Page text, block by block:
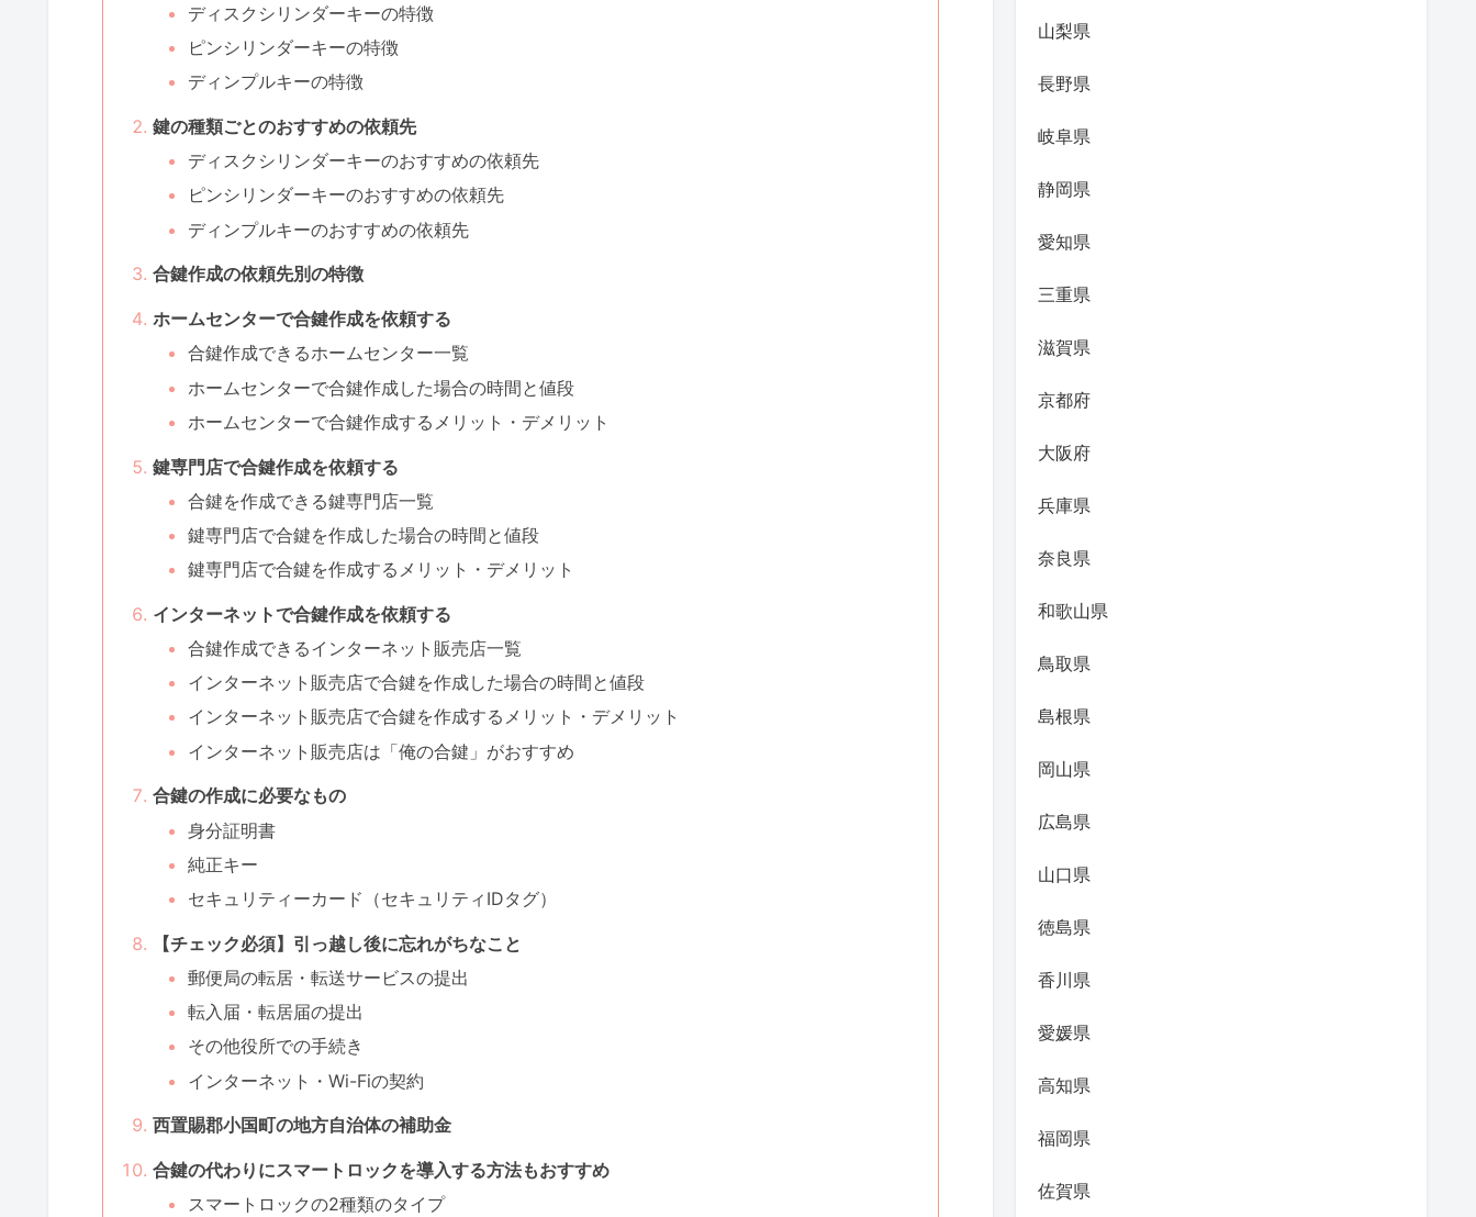
ディスクシリンダーキーの特徴
ピンシリンダーキーの特徴
ディンプルキーの特徴
鍵の種類ごとのおすすめの依頼先
ディスクシリンダーキーのおすすめの依頼先
ピンシリンダーキーのおすすめの依頼先
ディンプルキーのおすすめの依頼先
合鍵作成の依頼先別の特徴
ホームセンターで合鍵作成を依頼する
合鍵作成できるホームセンター一覧
ホームセンターで合鍵作成した場合の時間と値段
ホームセンターで合鍵作成するメリット・デメリット
鍵専門店で合鍵作成を依頼する
合鍵を作成できる鍵専門店一覧
鍵専門店で合鍵を作成した場合の時間と値段
鍵専門店で合鍵を作成するメリット・デメリット
インターネットで合鍵作成を依頼する
合鍵作成できるインターネット販売店一覧
インターネット販売店で合鍵を作成した場合の時間と値段
インターネット販売店で合鍵を作成するメリット・デメリット
インターネット販売店は「俺の合鍵」がおすすめ
合鍵の作成に必要なもの
身分証明書
純正キー
セキュリティーカード（セキュリティIDタグ）
【チェック必須】引っ越し後に忘れがちなこと
郵便局の転居・転送サービスの提出
転入届・転居届の提出
その他役所での手続き
インターネット・Wi-Fiの契約
西置賜郡小国町の地方自治体の補助金
合鍵の代わりにスマートロックを導入する方法もおすすめ
スマートロックの2種類のタイプ
山梨県
長野県
岐阜県
静岡県
愛知県
三重県
滋賀県
京都府
大阪府
兵庫県
奈良県
和歌山県
鳥取県
島根県
岡山県
広島県
山口県
徳島県
香川県
愛媛県
高知県
福岡県
佐賀県